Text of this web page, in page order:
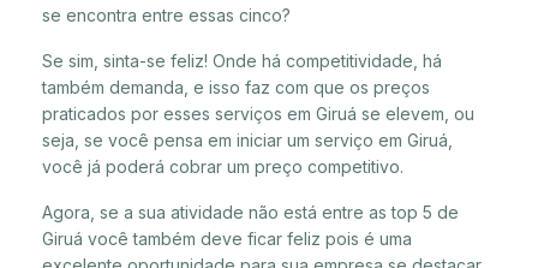
se encontra entre essas cinco?
Se sim, sinta-se feliz! Onde há competitividade, há
também demanda, e isso faz com que os preços
praticados por esses serviços em Giruá se elevem, ou
seja, se você pensa em iniciar um serviço em Giruá,
você já poderá cobrar um preço competitivo.
Agora, se a sua atividade não está entre as top 5 de
Giruá você também deve ficar feliz pois é uma